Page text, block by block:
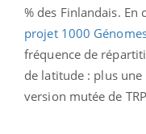
% des Finlandais. En
projet 1000
fréquence de
de latitude : plus
version mutée de